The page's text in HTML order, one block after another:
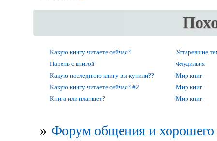
Какую книгу читаете сейчас?
Устаревшие
Парень с книгой
Флудильня
Какую последнюю книгу вы купили??
Мир книг
Какую книгу читаете сейчас? #2
Мир книг
Книга или планшет?
Мир книг
» Форум общения и хорошего